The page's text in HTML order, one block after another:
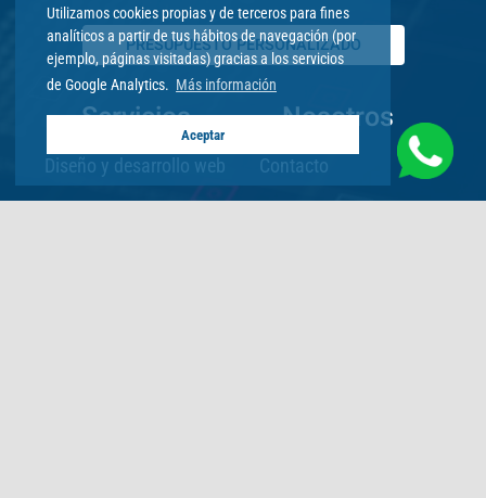
Utilizamos cookies propias y de terceros para fines
analíticos a partir de tus hábitos de navegación (por
ejemplo, páginas visitadas) gracias a los servicios
de Google Analytics. Más información
Aceptar
PRESUPUESTO PERSONALIZADO
Servicios
Diseño y desarrollo web
Nosotros
Contacto